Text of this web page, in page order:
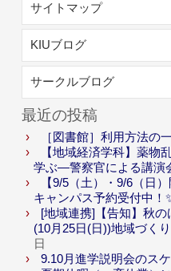
サイトマップ
KIUブログ
サークルブログ
最近の投稿
［図書館］利用方法の
【地域経済学科】薬物
学ぶ―警察官による講
【9/5（土）・9/6（日
キャンパス予約受付中！
[地域連携]【告知】秋
(10月25日(日))地域づく
日
9.10月進学説明会のス